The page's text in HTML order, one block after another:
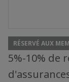
RÉSERVÉ AUX
5%-10% de